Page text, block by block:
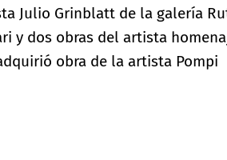
Julio Grinblatt de la galería
y dos obras del artista
obra de la artista Pompi